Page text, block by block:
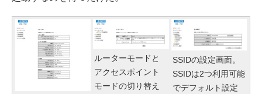
ルーターモードと
アクセスポイント
モードの切り替え
SSIDの設定画面。
SSIDは2つ利用可能
でデフォルト設定